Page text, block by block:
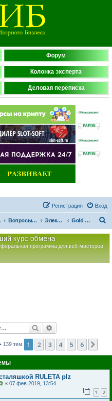
Форум
Колонка эксперта
Деловая переписка
Вход
Регистрация
Вопросы по игорному оборудованию Электронные рулетки Gold Club
курс обмена
программа для веб-мастеров
Поиск
139 тем 1 2 3 4 5 6
RULETA plz
« 07 фев 2019, 13:54
1 2